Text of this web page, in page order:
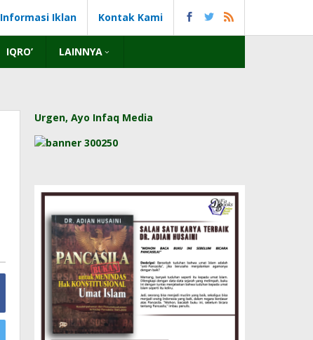
Informasi Iklan Kontak Kami
IQRO’ LAINNYA
Urgen, Ayo Infaq Media